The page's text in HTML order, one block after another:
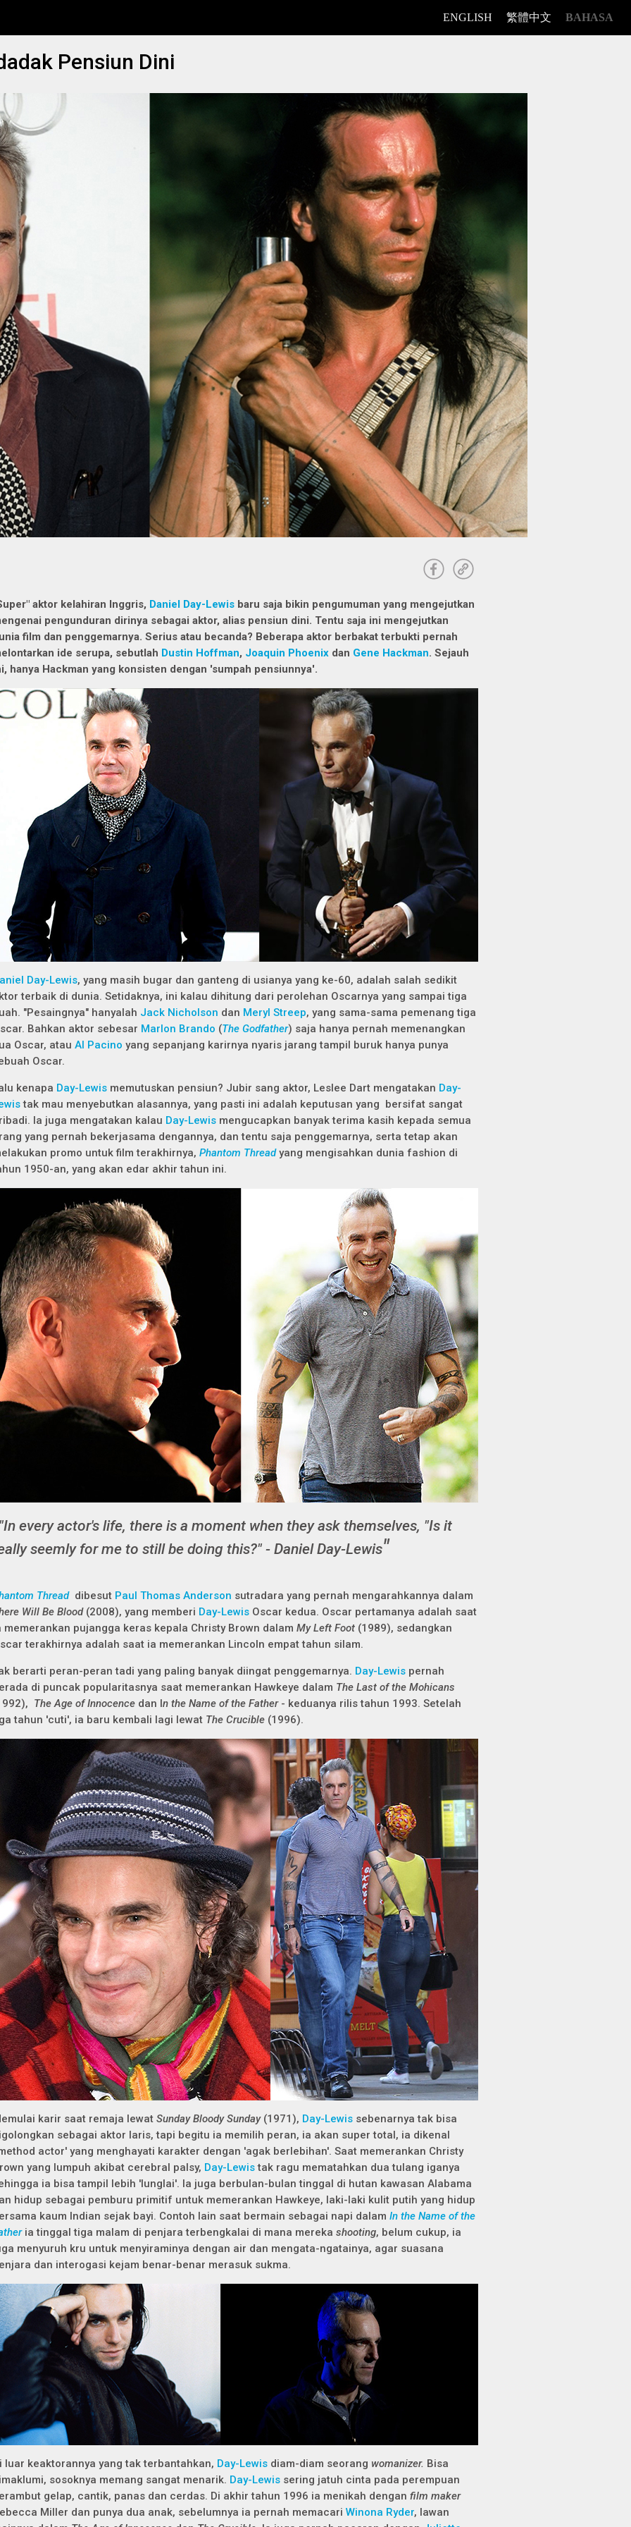
ENGLISH 繁體中文 BAHASA
Pensiun Dini
aktor kelahiran Inggris, Daniel Day-Lewis baru saja bikin pengumuman yang mengejutkan
pengunduran dirinya sebagai aktor, alias pensiun dini. Tentu saja ini mengejutkan
film dan penggemarnya. Serius atau becanda? Beberapa aktor berbakat terbukti pernah
ide serupa, sebutlah Dustin Hoffman, Joaquin Phoenix dan Gene Hackman. Sejauh
hanya Hackman yang konsisten dengan 'sumpah pensiunnya'.
Day-Lewis, yang masih bugar dan ganteng di usianya yang ke-60, adalah salah sedikit
terbaik di dunia. Setidaknya, ini kalau dihitung dari perolehan Oscarnya yang sampai tiga
"Pesaingnya" hanyalah Jack Nicholson dan Meryl Streep, yang sama-sama pemenang tiga
Bahkan aktor sebesar Marlon Brando (The Godfather) saja hanya pernah memenangkan
Oscar, atau Al Pacino yang sepanjang karirnya nyaris jarang tampil buruk hanya punya
Oscar.
kenapa Day-Lewis memutuskan pensiun? Jubir sang aktor, Leslee Dart mengatakan Day-
tak mau menyebutkan alasannya, yang pasti ini adalah keputusan yang bersifat sangat
Ia juga mengatakan kalau Day-Lewis mengucapkan banyak terima kasih kepada semua
yang pernah bekerjasama dengannya, dan tentu saja penggemarnya, serta tetap akan
promo untuk film terakhirnya, Phantom Threadyang mengisahkan dunia fashion di
1950-an, yang akan edar akhir tahun ini.
every actor's life, there is a moment when they ask themselves, "Is it
seemly for me to still be doing this?" - Daniel Day-Lewis
Thread dibesut Paul Thomas Anderson sutradara yang pernah mengarahkannya dalam
Will Be Blood(2008), yang memberi Day-Lewis Oscar kedua. Oscar pertamanya adalah saat
memerankan pujangga keras kepala Christy Brown dalam My Left Foot (1989), sedangkan
terakhirnya adalah saat ia memerankan Lincoln empat tahun silam.
berarti peran-peran tadi yang paling banyak diingat penggemarnya. Day-Lewis pernah
di puncak popularitasnya saat memerankan Hawkeye dalam The Last of the Mohicans
The Age of Innocence dan In the Name of the Father- keduanya rilis tahun 1993. Setelah
tahun 'cuti', ia baru kembali lagi lewat The Crucible (1996).
karir saat remaja lewat Sunday Bloody Sunday (1971), Day-Lewis sebenarnya tak bisa
sebagai aktor laris, tapi begitu ia memilih peran, ia akan super total, ia dikenal
actor' yang menghayati karakter dengan 'agak berlebihan'. Saat memerankan Christy
yang lumpuh akibat cerebral palsy, Day-Lewistak ragu mematahkan dua tulang iganya
ia bisa tampil lebih 'lunglai'. Ia juga berbulan-bulan tinggal di hutan kawasan Alabama
hidup sebagai pemburu primitif untuk memerankan Hawkeye, laki-laki kulit putih yang hidup
kaum Indian sejak bayi. Contoh lain saat bermain sebagai napi dalam In the Name of the
ia tinggal tiga malam di penjara terbengkalai di mana mereka shooting, belum cukup, ia
menyuruh kru untuk menyiraminya dengan air dan mengata-ngatainya, agar suasana
dan interogasi kejam benar-benar merasuk sukma.
luar keaktorannya yang tak terbantahkan, Day-Lewis diam-diam seorang womanizer. Bisa
sosoknya memang sangat menarik. Day-Lewis sering jatuh cinta pada perempuan
gelap, cantik, panas dan cerdas. Di akhir tahun 1996 ia menikah dengan film maker
Miller dan punya dua anak, sebelumnya ia pernah memacari Winona Ryder, lawan